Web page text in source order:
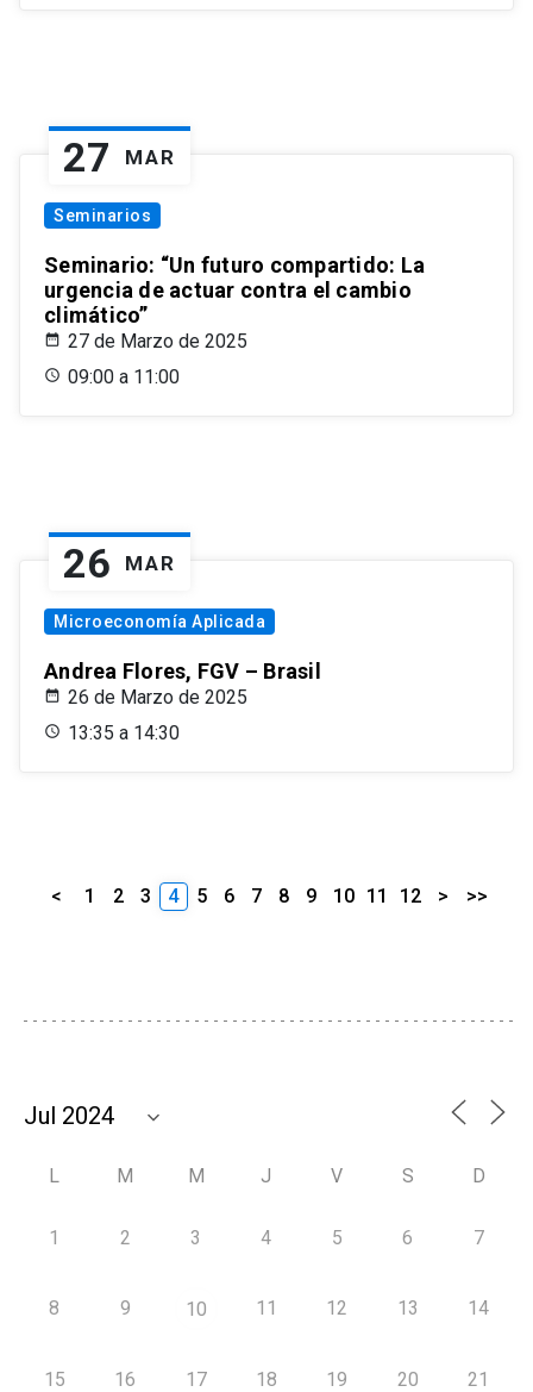
27 MAR
Seminarios
Seminario: “Un futuro compartido: La
urgencia de actuar contra el cambio
climático”
27 de Marzo de 2025
09:00 a 11:00
26 MAR
Microeconomía Aplicada
Andrea Flores, FGV – Brasil
26 de Marzo de 2025
13:35 a 14:30
< 1 2 3 4 5 6 7 8 9 10 11 12 > >>
L M M J V S D
1 2 3 4 5 6 7
8 9 10 11 12 13 14
15 16 17 18 19 20 21